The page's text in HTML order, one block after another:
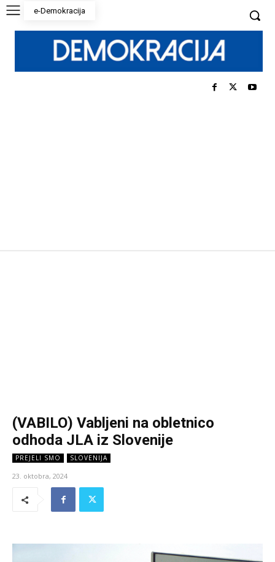
e-Demokracija
(VABILO) Vabljeni na obletnico
odhoda JLA iz Slovenije
PREJELI SMO SLOVENIJA
23. oktobra, 2024